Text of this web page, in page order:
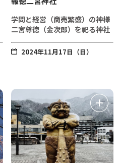
学問と経営（商売繁盛）の神様
二宮尊徳（金次郎）を祀る神社
2024年11月17日（日）